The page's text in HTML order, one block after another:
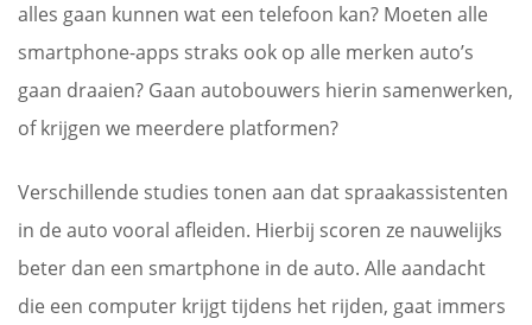
alles gaan kunnen wat een telefoon kan? Moeten alle
smartphone-apps straks ook op alle merken auto’s
gaan draaien? Gaan autobouwers hierin samenwerken,
of krijgen we meerdere platformen?
Verschillende studies tonen aan dat spraakassistenten
in de auto vooral afleiden. Hierbij scoren ze nauwelijks
beter dan een smartphone in de auto. Alle aandacht
die een computer krijgt tijdens het rijden, gaat immers